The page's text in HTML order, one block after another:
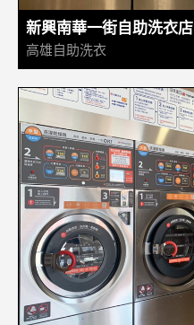
新興南華一街自助洗衣店
高雄自助洗衣